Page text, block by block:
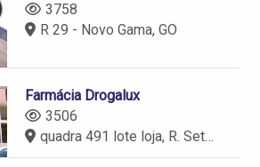
3758
R 29 - Novo Gama, GO
Farmácia Drogalux
3506
quadra 491 lote loja, R. Sete, 2, Novo Gama - GO